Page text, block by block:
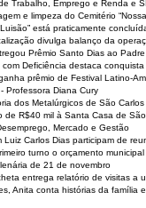
Trabalho, Emprego e Renda e
e limpeza do Cemitério
está praticamente
divulga balanço da
Prêmio Santo Dias ao
Deficiência destaca
prêmio de Festival Latino-
Professora Diana Cury
dos Metalúrgicos de São
de R$40 mil à Santa Casa de
Mercado e Gestão
Luiz Carlos Dias participam de
turno o orçamento
de 21 de novembro
entrega relatório de visitas a
Anita conta histórias da família